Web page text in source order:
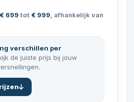
€ 699 tot € 999 , afhankelijk van
verschillen per
de juiste prijs bij jouw